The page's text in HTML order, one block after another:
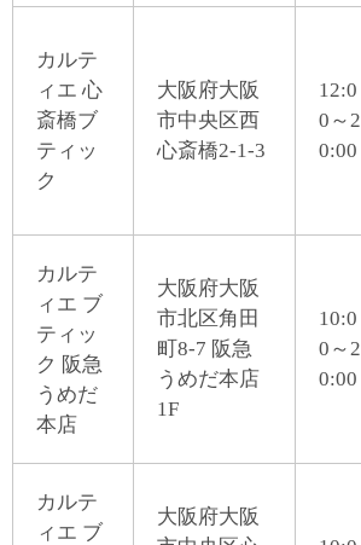
カルテ
ィエ 心
斎橋ブ
ティッ
ク
大阪府大阪
市中央区西
心斎橋2-1-3
12:0
0～2
0:00
カルテ
ィエ ブ
ティッ
ク 阪急
うめだ
本店
大阪府大阪
市北区角田
町8-7 阪急
うめだ本店
1F
10:0
0～2
0:00
カルテ
ィエ ブ
大阪府大阪